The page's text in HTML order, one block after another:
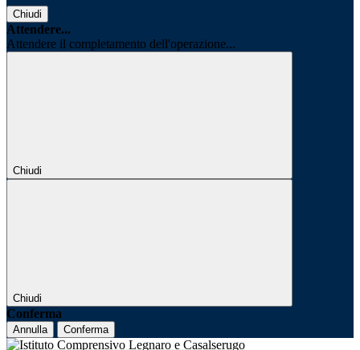
Chiudi
Attendere...
Attendere il completamento dell'operazione...
Chiudi
Chiudi
Conferma
Annulla Conferma